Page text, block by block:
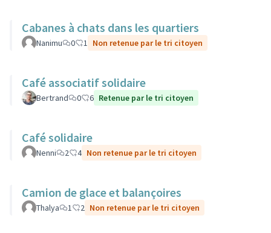
Cabanes à chats dans les quartiers
Nanimu 0 1 Non retenue par le tri citoyen
Café associatif solidaire
Bertrand 0 6 Retenue par le tri citoyen
Café solidaire
Nenni 2 4 Non retenue par le tri citoyen
Camion de glace et balançoires
Thalya 1 2 Non retenue par le tri citoyen